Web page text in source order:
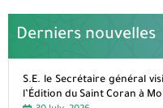
Derniers nouvelles
S.E. le Secrétaire général
l’Édition du Saint Coran à